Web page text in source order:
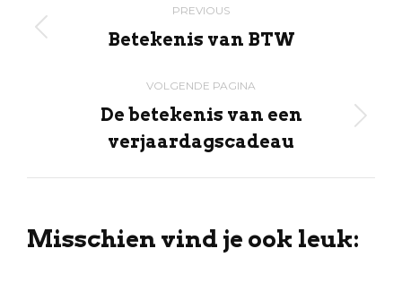
navigation
PREVIOUS
Previous
Betekenis van BTW
VOLGENDE PAGINA
Volgende
pagina
De betekenis van een
verjaardagscadeau
Misschien vind je ook leuk: